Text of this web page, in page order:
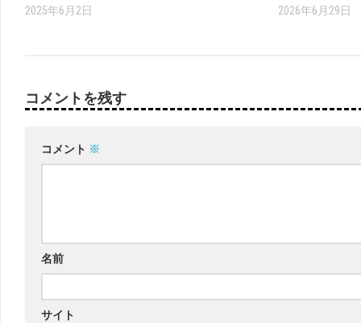
2025年6月2日 2026年6月29日
コメントを残す
コメント ※
名前
サイト